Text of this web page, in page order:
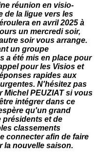
réunion en visio-
de la ligue vers les
en avril 2025 à
un mercredi soir,
soir vous arrange.
un groupe
a été mis en place pour
pour les Visios et
rapides aux
N'hésitez pas
Michel PEUZIAT si vous
intégrer dans ce
qu'un grand
présidents et de
classements
connecter afin de faire
la nouvelle saison.